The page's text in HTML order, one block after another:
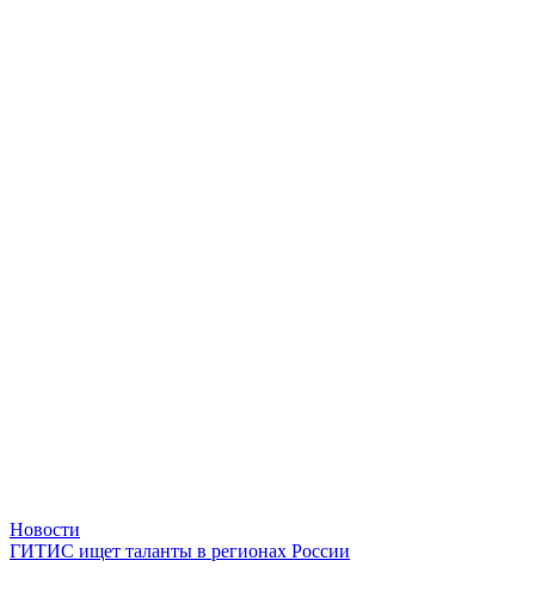
Новости
ГИТИС ищет таланты в регионах России